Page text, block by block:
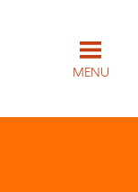
MENU